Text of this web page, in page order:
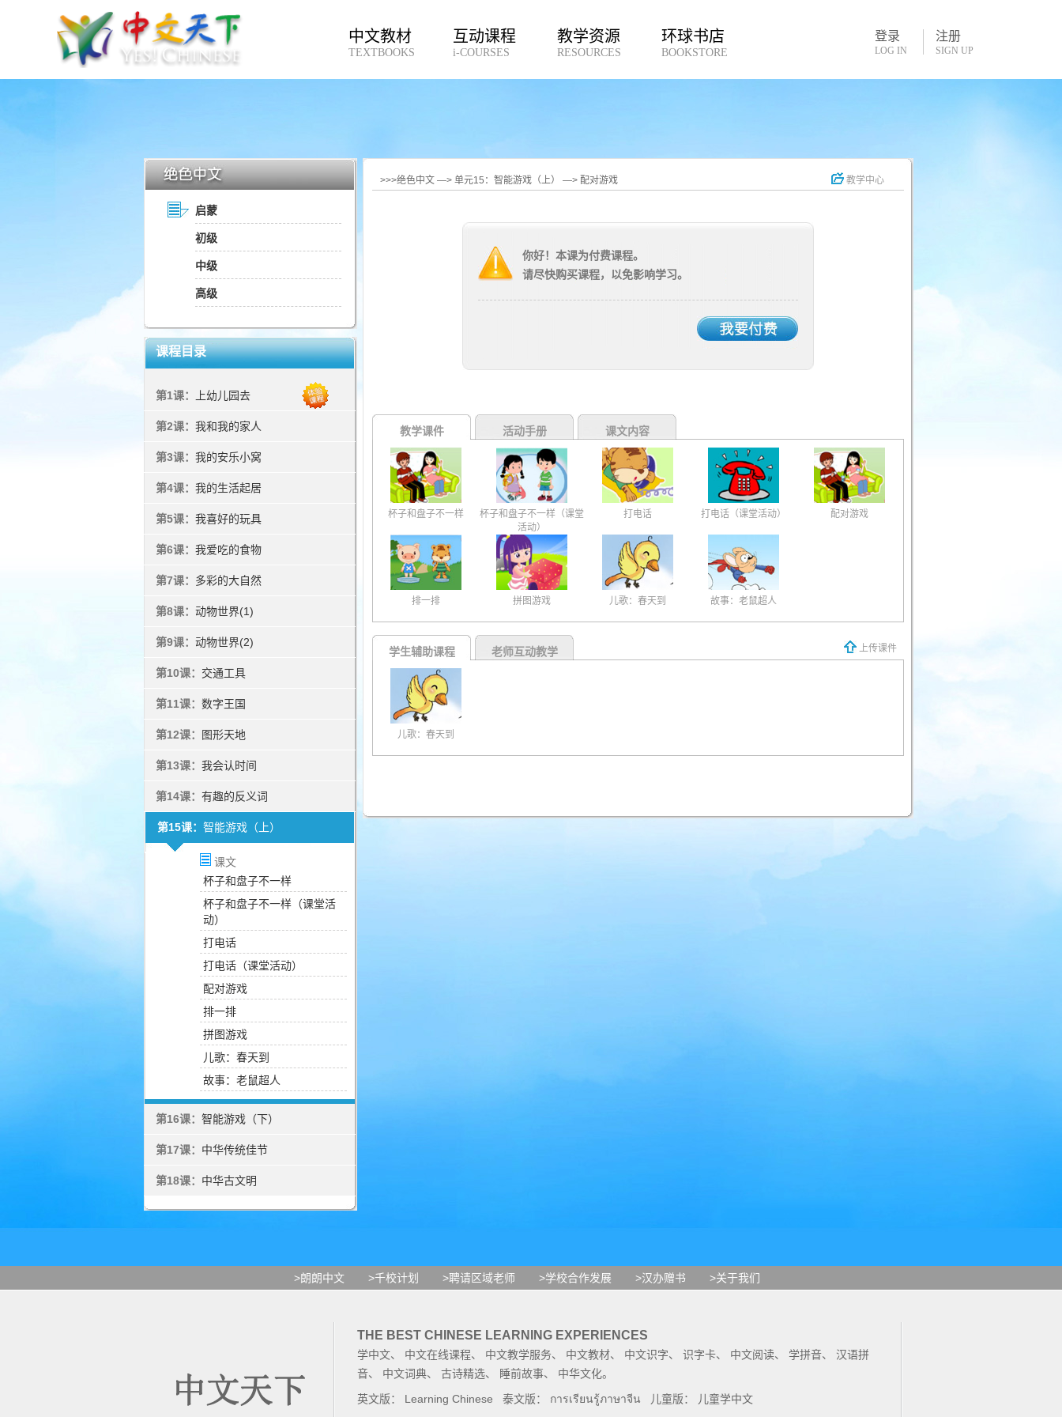
中文教材
TEXTBOOKS
互动课程
i-COURSES
教学资源
RESOURCES
环球书店
BOOKSTORE
登录
LOG IN
注册
SIGN UP
启蒙
初级
中级
高级
课程目录
第1课： 上幼儿园去
第2课： 我和我的家人
第3课： 我的安乐小窝
第4课： 我的生活起居
第5课： 我喜好的玩具
第6课： 我爱吃的食物
第7课： 多彩的大自然
第8课： 动物世界(1)
第9课： 动物世界(2)
第10课： 交通工具
第11课： 数字王国
第12课： 图形天地
第13课： 我会认时间
第14课： 有趣的反义词
第15课： 智能游戏（上）
课文
杯子和盘子不一样
杯子和盘子不一样（课堂活
动）
打电话
打电话（课堂活动）
配对游戏
排一排
拼图游戏
儿歌：春天到
故事：老鼠超人
第16课： 智能游戏（下）
第17课： 中华传统佳节
第18课： 中华古文明
>>>绝色中文 —> 单元15：智能游戏（上） —> 配对游戏 教学中心
你好！本课为付费课程。
请尽快购买课程，以免影响学习。
教学课件 活动手册 课文内容
杯子和盘子不一样
杯子和盘子不一样（课堂
活动）
打电话 打电话（课堂活动） 配对游戏
排一排 拼图游戏 儿歌：春天到 故事：老鼠超人
学生辅助课程 老师互动教学 上传课件
儿歌：春天到
>朗朗中文 >千校计划 >聘请区域老师 >学校合作发展 >汉办赠书 >关于我们
THE BEST CHINESE LEARNING EXPERIENCES
学中文、 中文在线课程、 中文教学服务、 中文教材、 中文识字、 识字卡、 中文阅读、 学拼音、 汉语拼
音、 中文词典、 古诗精选、 睡前故事、 中华文化。
英文版： Learning Chinese 泰文版： การเรียนรู้ภาษาจีน 儿童版： 儿童学中文